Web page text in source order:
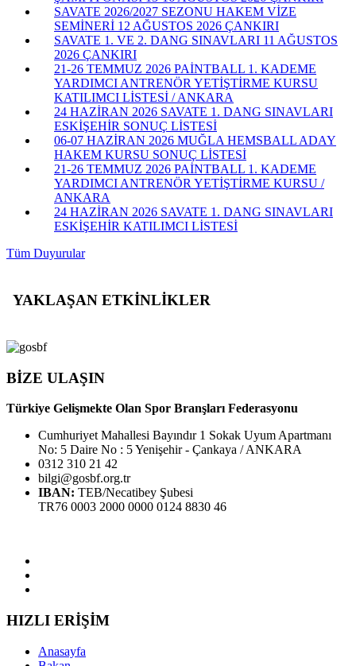
SAVATE 2026/2027 SEZONU HAKEM VİZE
SEMİNERİ 12 AĞUSTOS 2026 ÇANKIRI
SAVATE 1. VE 2. DANG SINAVLARI 11 AĞUSTOS
2026 ÇANKIRI
21-26 TEMMUZ 2026 PAİNTBALL 1. KADEME
YARDIMCI ANTRENÖR YETİŞTİRME KURSU
KATILIMCI LİSTESİ / ANKARA
24 HAZİRAN 2026 SAVATE 1. DANG SINAVLARI
ESKİŞEHİR SONUÇ LİSTESİ
06-07 HAZİRAN 2026 MUĞLA HEMSBALL ADAY
HAKEM KURSU SONUÇ LİSTESİ
21-26 TEMMUZ 2026 PAİNTBALL 1. KADEME
YARDIMCI ANTRENÖR YETİŞTİRME KURSU /
ANKARA
24 HAZİRAN 2026 SAVATE 1. DANG SINAVLARI
ESKİŞEHİR KATILIMCI LİSTESİ
Tüm Duyurular
YAKLAŞAN ETKİNLİKLER
BİZE ULAŞIN
Türkiye Gelişmekte Olan Spor Branşları Federasyonu
Cumhuriyet Mahallesi Bayındır 1 Sokak Uyum Apartmanı
No: 5 Daire No : 5 Yenişehir - Çankaya / ANKARA
0312 310 21 42
bilgi@gosbf.org.tr
IBAN: TEB/Necatibey Şubesi
TR76 0003 2000 0000 0124 8830 46
HIZLI ERİŞİM
Anasayfa